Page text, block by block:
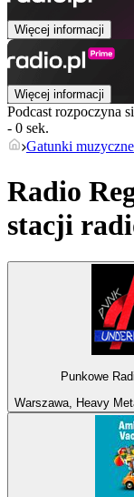
Więcej informacji
Więcej informacji
Podcast rozpoczyna
- 0 sek.
Gatunki muzyczne
Radio
stacji
Punkowe
Warszawa, Heavy